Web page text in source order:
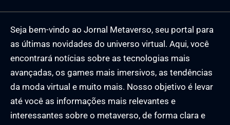
Seja bem-vindo ao Jornal Metaverso, seu portal para
as últimas novidades do universo virtual. Aqui, você
encontrará notícias sobre as tecnologias mais
avançadas, os games mais imersivos, as tendências
da moda virtual e muito mais. Nosso objetivo é levar
até você as informações mais relevantes e
interessantes sobre o metaverso, de forma clara e